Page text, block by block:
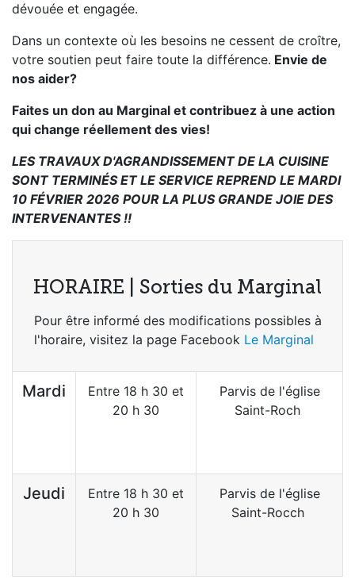
dévouée et engagée.
Dans un contexte où les besoins ne cessent de croître,
votre soutien peut faire toute la différence. Envie de
nos aider?
Faites un don au Marginal et contribuez à une action
qui change réellement des vies!
LES TRAVAUX D'AGRANDISSEMENT DE LA CUISINE
SONT TERMINÉS ET LE SERVICE REPREND LE MARDI
10 FÉVRIER 2026 POUR LA PLUS GRANDE JOIE DES
INTERVENANTES !!
HORAIRE | Sorties du Marginal
Pour être informé des modifications possibles à
l'horaire, visitez la page Facebook Le Marginal
Mardi
Entre 18 h 30 et
20 h 30
Parvis de l'église
Saint-Roch
Jeudi
Entre 18 h 30 et
20 h 30
Parvis de l'église
Saint-Rocch